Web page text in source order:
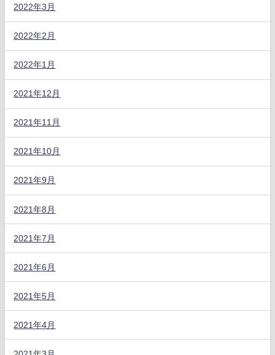
2022年3月
2022年2月
2022年1月
2021年12月
2021年11月
2021年10月
2021年9月
2021年8月
2021年7月
2021年6月
2021年5月
2021年4月